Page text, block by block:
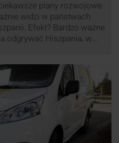
plany rozwojowe.
widzi w państwach
Efekt? Bardzo ważne
odgrywać Hiszpania, w